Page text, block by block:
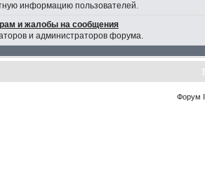
информацию пользователей.
и жалобы на сообщения
и администраторов форума.
Форум